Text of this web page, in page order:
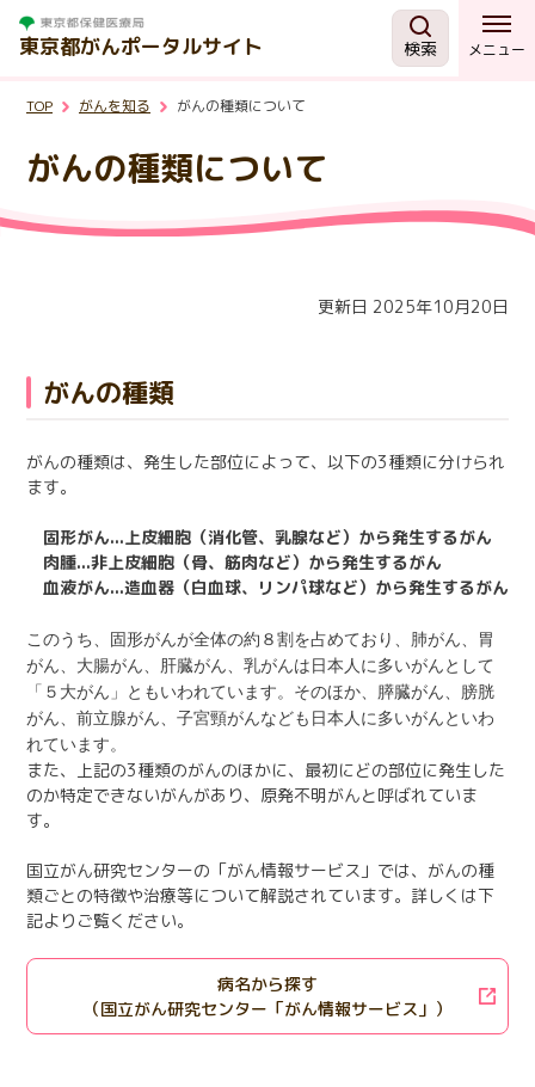
東京都がんポータルサイト 検索 メニュー
がんを知る
東京都の取組
医療従事者の方へ
リンク集
日本語
English
한국어
简体中文
繁體中文
閉じる
TOP がんを知る がんの種類について
がんの種類について
更新日 2025年10月20日
がんの種類
がんの種類は、発生した部位によって、以下の3種類に分けられ
ます。
固形がん...上皮細胞（消化管、乳腺など）から発生するがん
肉腫...非上皮細胞（骨、筋肉など）から発生するがん
血液がん...造血器（白血球、リンパ球など）から発生するがん
このうち、固形がんが全体の約８割を占めており、肺がん、胃
がん、大腸がん、肝臓がん、乳がんは日本人に多いがんとして
「５大がん」ともいわれています。そのほか、膵臓がん、膀胱
がん、前立腺がん、子宮頸がんなども日本人に多いがんといわ
れています。
また、上記の3種類のがんのほかに、最初にどの部位に発生した
のか特定できないがんがあり、原発不明がんと呼ばれていま
す。
国立がん研究センターの「がん情報サービス」では、がんの種
類ごとの特徴や治療等について解説されています。詳しくは下
記よりご覧ください。
病名から探す
（国立がん研究センター「がん情報サービス」）